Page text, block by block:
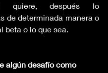
quiere, después lo
de determinada manera o
beta o lo que sea.
algún desafío como